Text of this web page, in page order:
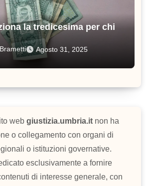
la tredicesima per chi
Agosto 31, 2025
web giustizia.umbria.it non ha
o collegamento con organi di
o istituzioni governative.
esclusivamente a fornire
di interesse generale, con